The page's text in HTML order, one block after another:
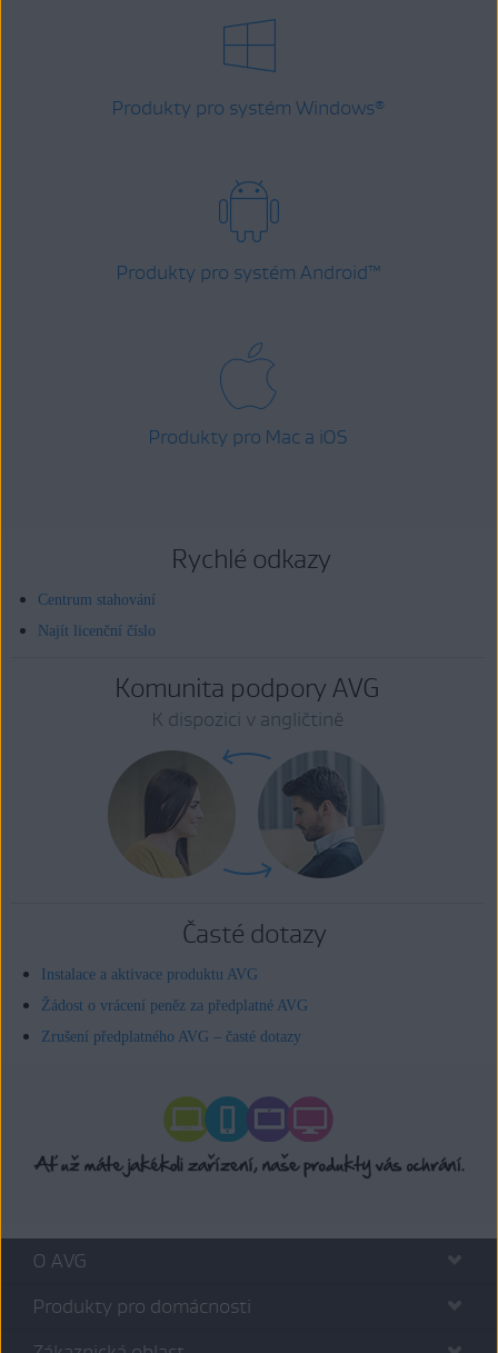
Produkty pro systém Windows®
Produkty pro systém Android™
Produkty pro Mac a iOS
Rychlé odkazy
Centrum stahování
Najít licenční číslo
Komunita podpory AVG
K dispozici v angličtině
Časté dotazy
Instalace a aktivace produktu AVG
Žádost o vrácení peněz za předplatné AVG
Zrušení předplatného AVG – časté dotazy
O AVG
Produkty pro domácnosti